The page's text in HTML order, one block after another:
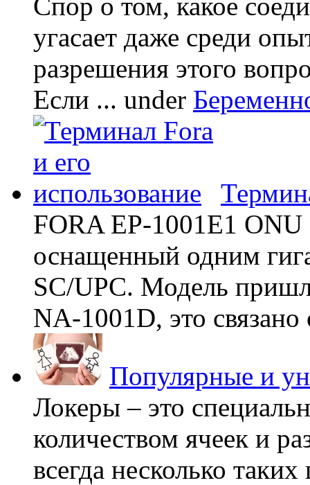
угасает даже среди
разрешения этого
Если ... under
FORA EP-1001E1 ONU
оснащенный одним
SC/UPC. Модель
NA-1001D, это связано
Популярные и
Локеры – это
количеством ячеек и
всегда несколько